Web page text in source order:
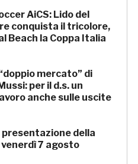
AiCS: Lido del
conquista il tricolore,
Beach la Coppa Italia
mercato” di
per il d.s. un
anche sulle uscite
presentazione della
7 agosto